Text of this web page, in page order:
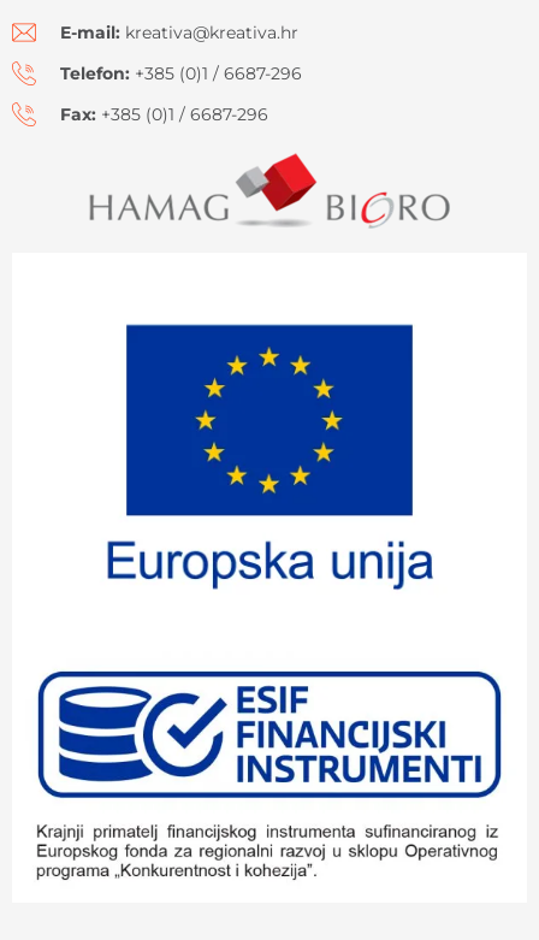
E-mail: kreativa@kreativa.hr
Telefon: +385 (0)1 / 6687-296
Fax: +385 (0)1 / 6687-296